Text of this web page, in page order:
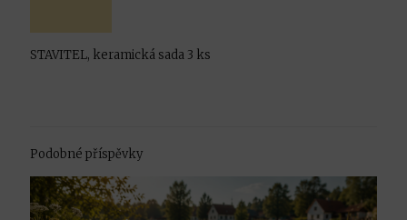
STAVITEL, keramická sada 3 ks
Podobné příspěvky